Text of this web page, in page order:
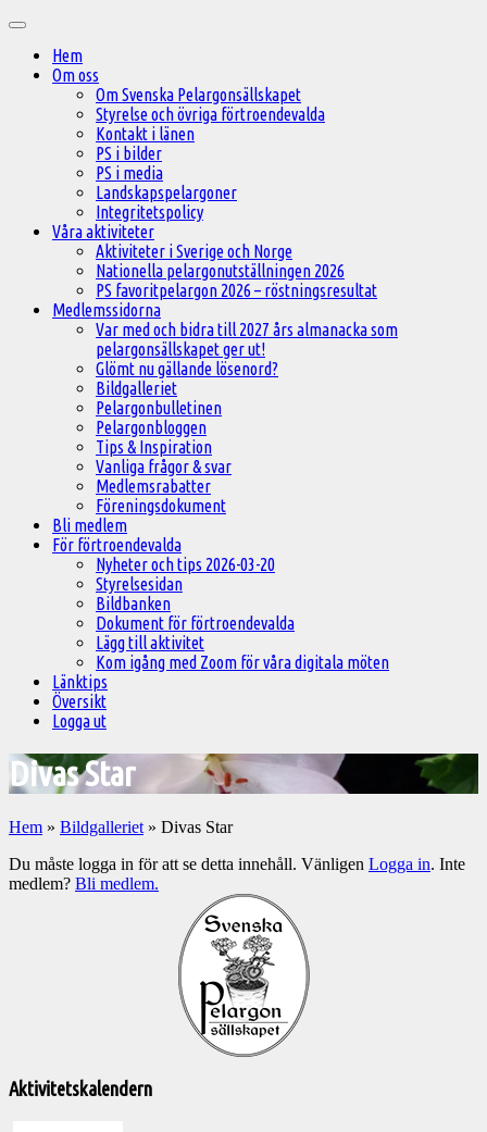
innehåll
Huvudmeny
Hem
Om oss
Om Svenska Pelargonsällskapet
Styrelse och övriga förtroendevalda
Kontakt i länen
PS i bilder
PS i media
Landskapspelargoner
Integritetspolicy
Våra aktiviteter
Aktiviteter i Sverige och Norge
Nationella pelargonutställningen 2026
PS favoritpelargon 2026 – röstningsresultat
Medlemssidorna
Var med och bidra till 2027 års almanacka som
pelargonsällskapet ger ut!
Glömt nu gällande lösenord?
Bildgalleriet
Pelargonbulletinen
Pelargonbloggen
Tips & Inspiration
Vanliga frågor & svar
Medlemsrabatter
Föreningsdokument
Bli medlem
För förtroendevalda
Nyheter och tips 2026-03-20
Styrelsesidan
Bildbanken
Dokument för förtroendevalda
Lägg till aktivitet
Kom igång med Zoom för våra digitala möten
Länktips
Översikt
Logga ut
Divas Star
Hem » Bildgalleriet » Divas Star
Du måste logga in för att se detta innehåll. Vänligen Logga in. Inte
medlem? Bli medlem.
Pelargonsällskapets
Aktivitetskalendern